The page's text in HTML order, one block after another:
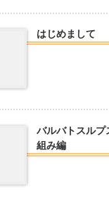
はじめまして
バルバトスル
組み編